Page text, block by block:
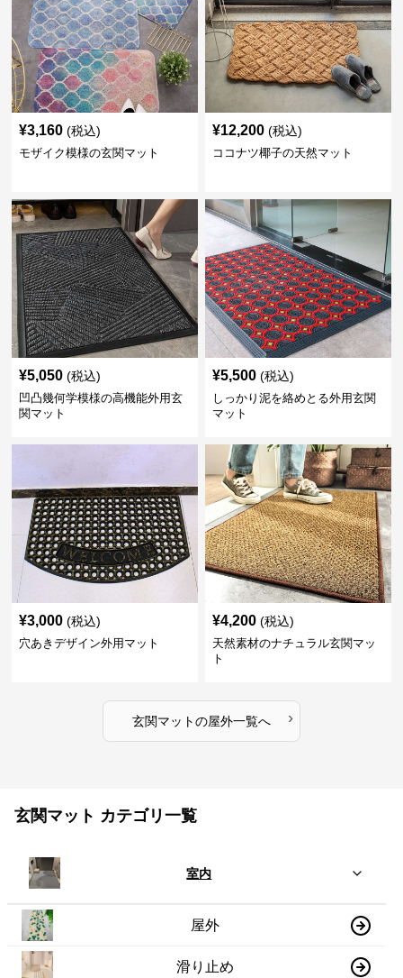
¥3,160 (税込)
モザイク模様の玄関マット
¥12,200 (税込)
ココナツ椰子の天然マット
¥5,050 (税込)
凹凸幾何学模様の高機能外用玄
関マット
¥5,500 (税込)
しっかり泥を絡めとる外用玄関
マット
¥3,000 (税込)
穴あきデザイン外用マット
¥4,200 (税込)
天然素材のナチュラル玄関マッ
ト
玄関マットの屋外一覧へ ›
玄関マット カテゴリ一覧
室内
屋外
滑り止め